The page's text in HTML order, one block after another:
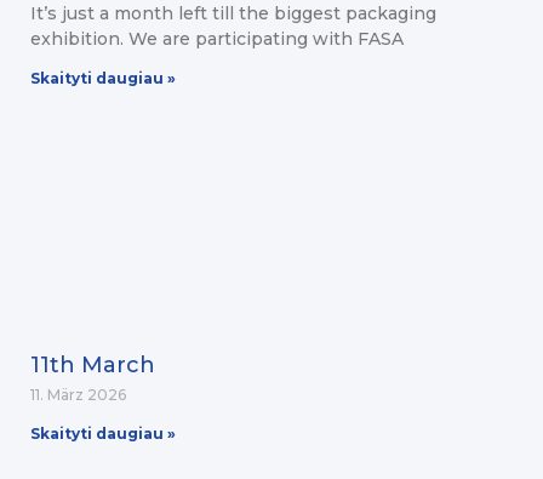
It’s just a month left till the biggest packaging
exhibition. We are participating with FASA
Skaityti daugiau »
11th March
11. März 2026
Skaityti daugiau »